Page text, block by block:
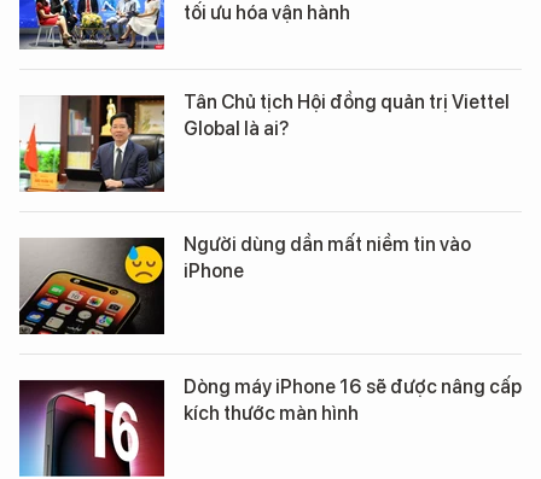
tối ưu hóa vận hành
Tân Chủ tịch Hội đồng quản trị Viettel
Global là ai?
Người dùng dần mất niềm tin vào
iPhone
Dòng máy iPhone 16 sẽ được nâng cấp
kích thước màn hình